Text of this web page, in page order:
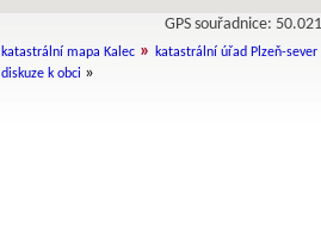
GPS souřadnice:
katastrální mapa Kalec » katastrální úřad Plzeň-sever
diskuze k obci »